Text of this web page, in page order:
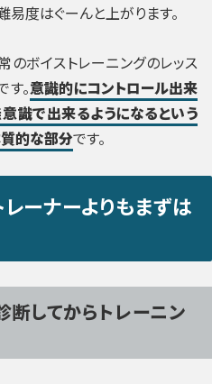
易度はぐーんと上がります。
ボイストレーニングのレッス
。意識的にコントロール出来
識で出来るようになるという
的な部分です。
ーナーよりもまずは
断してからトレーニン